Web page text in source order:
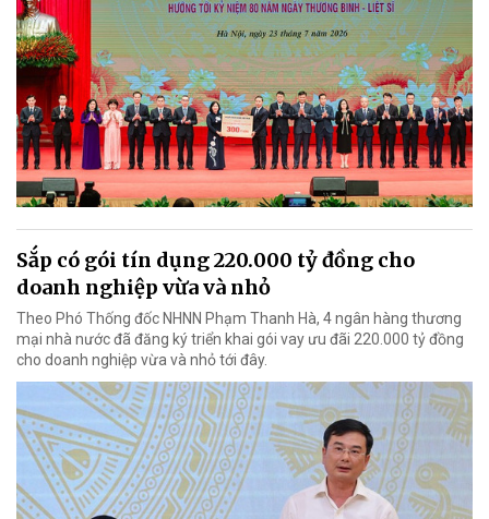
Sắp có gói tín dụng 220.000 tỷ đồng cho
doanh nghiệp vừa và nhỏ
Theo Phó Thống đốc NHNN Phạm Thanh Hà, 4 ngân hàng thương
mại nhà nước đã đăng ký triển khai gói vay ưu đãi 220.000 tỷ đồng
cho doanh nghiệp vừa và nhỏ tới đây.